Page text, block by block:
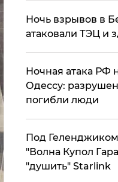
​Ночь взрывов в
атаковали ТЭЦ и
​Ночная атака РФ
Одессу:
погибли люди
Под
"Волна Купол
"душить" Starlink